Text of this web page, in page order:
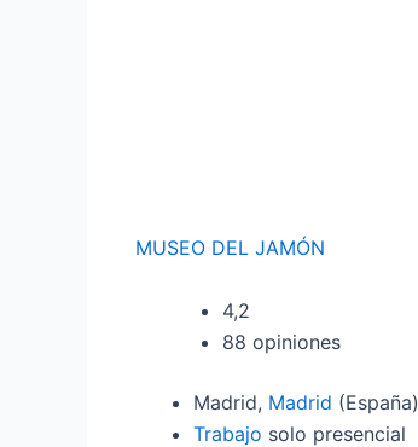
MUSEO DEL JAMÓN
4,2
88 opiniones
Madrid, Madrid (España)
Trabajo solo presencial